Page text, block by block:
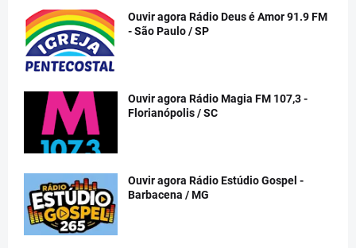
Ouvir agora Rádio Deus é Amor 91.9 FM
- São Paulo / SP
Ouvir agora Rádio Magia FM 107,3 -
Florianópolis / SC
Ouvir agora Rádio Estúdio Gospel -
Barbacena / MG